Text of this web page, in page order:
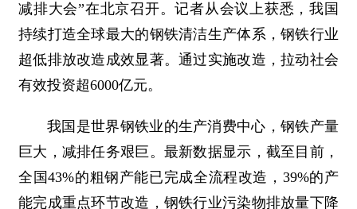
减排大会”在北京召开。记者从会议上获悉，我国
持续打造全球最大的钢铁清洁生产体系，钢铁行业
超低排放改造成效显著。通过实施改造，拉动社会
有效投资超6000亿元。
我国是世界钢铁业的生产消费中心，钢铁产量
巨大，减排任务艰巨。最新数据显示，截至目前，
全国43%的粗钢产能已完成全流程改造，39%的产
能完成重点环节改造，钢铁行业污染物排放量下降